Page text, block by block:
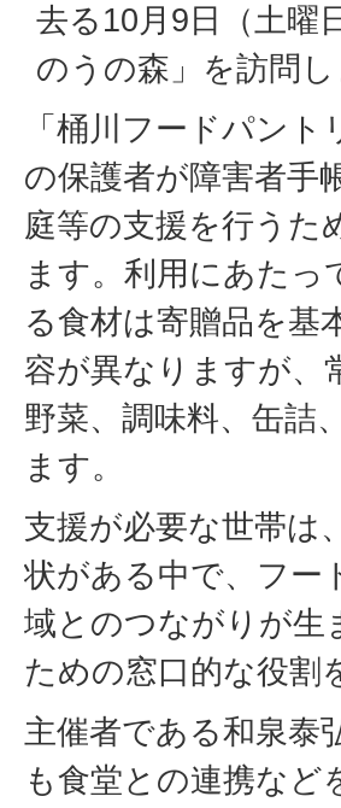
去る10月9日（土曜
のうの森」を訪問し
「桶川フードパン
の保護者が障害者手
庭等の支援を行うた
ます。利用にあた
る食材は寄贈品を基
容が異なりますが、
野菜、調味料、缶詰
ます。
支援が必要な世帯は
状がある中で、フー
域とのつながりが生
ための窓口的な役割
主催者である和泉泰
も食堂との連携など